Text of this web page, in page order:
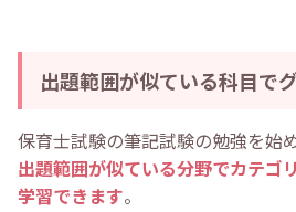
出題範囲が似ている科目で
保育士試験の筆記試験の勉強を始
出題範囲が似ている分野でカテゴ
学習できます。